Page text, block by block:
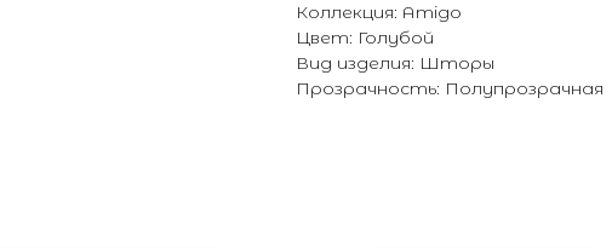
Коллекция: Amigo
Цвет: Голубой
Вид изделия: Шторы
Прозрачность: Полупрозрачная